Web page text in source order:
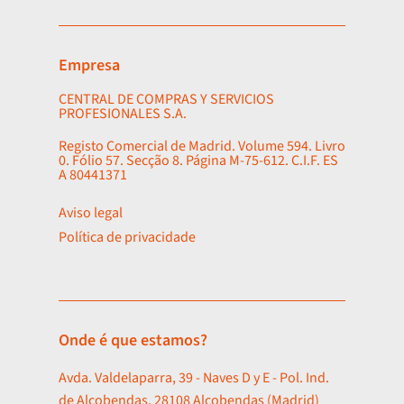
Empresa
CENTRAL DE COMPRAS Y SERVICIOS
PROFESIONALES S.A.
Registo Comercial de Madrid. Volume 594. Livro
0. Fólio 57. Secção 8. Página M-75-612. C.I.F. ES
A 80441371
Aviso legal
Política de privacidade
Onde é que estamos?
Avda. Valdelaparra, 39 - Naves D y E - Pol. Ind.